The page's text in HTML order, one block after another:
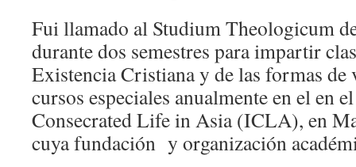
Fui llamado al Studium Theologicum
durante dos semestres para impartir
Existencia Cristiana y de las formas
cursos especiales anualmente en el en
Consecrated Life in Asia (ICLA), en
cuya fundación y organización